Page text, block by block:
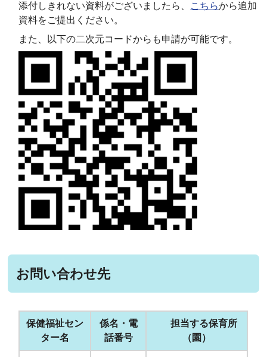
添付しきれない資料がございましたら、 こちらから追加
資料をご提出ください。
また、以下の二次元コードからも申請が可能です。
お問い合わせ先
保健福祉セン
ター名
係名・電
話番号
担当する保育所
（園）